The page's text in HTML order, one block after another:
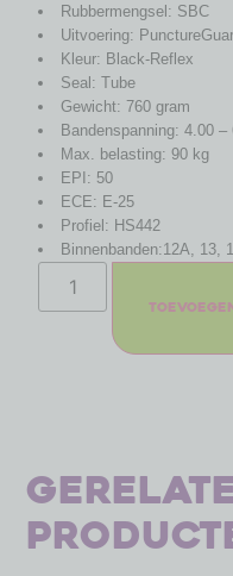
Rubbermengsel: SBC
Uitvoering:
Kleur: Black-Reflex
Seal: Tube
Gewicht: 760 gram
Bandenspanning: 4.00
Max. belasting: 90 kg
EPI: 50
ECE: E-25
Profiel: HS442
Binnenbanden:12A, 13,